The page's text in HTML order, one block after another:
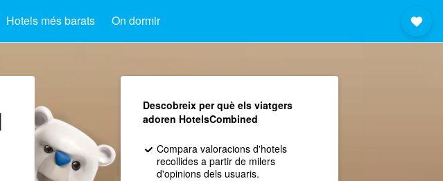
Hotels més barats On dormir
Descobreix per què els viatgers
adoren HotelsCombined
Compara valoracions d'hotels
recollides a partir de milers
d'opinions dels usuaris.